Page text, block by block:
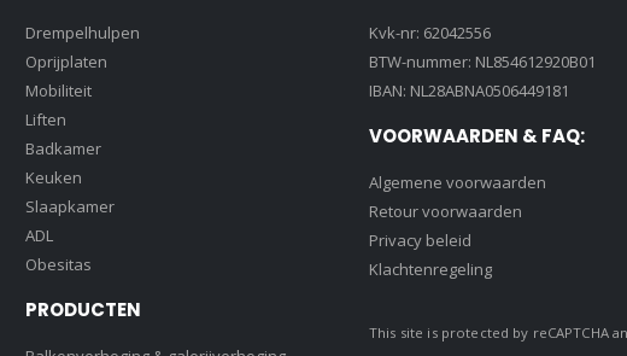
Drempelhulpen
Oprijplaten
Mobiliteit
Liften
Badkamer
Keuken
Slaapkamer
ADL
Obesitas
PRODUCTEN
Kvk-nr: 62042556
BTW-nummer: NL854612920B01
IBAN: NL28ABNA0506449181
VOORWAARDEN & FAQ:
Algemene voorwaarden
Retour voorwaarden
Privacy beleid
Klachtenregeling
This site is protected by reCAPTCHA